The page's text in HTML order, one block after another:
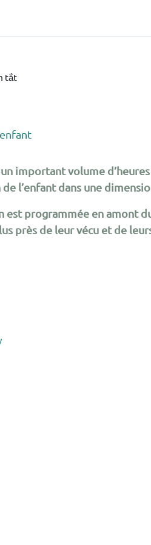
tắt
important volume
l’enfant dans une
est programmée en amont
près de leur vécu et de